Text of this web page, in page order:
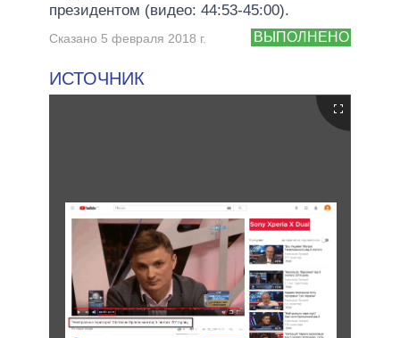
президентом (видео: 44:53-45:00).
ВЫПОЛНЕНО
Сказано 5 февраля 2018 г.
ИСТОЧНИК